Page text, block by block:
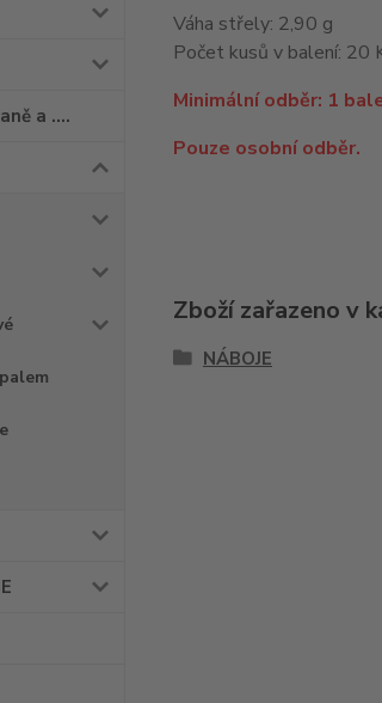
a ....
Váha střely: 2,90 g
Počet kusů v balení: 20
Minimální odběr: 1
Pouze osobní odběr.
Zboží zařazeno v
NÁBOJE